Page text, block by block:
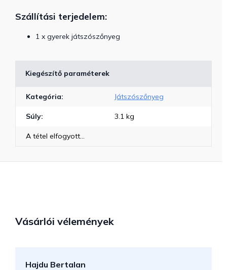
Szállítási terjedelem:
1 x gyerek játszószőnyeg
Kiegészítő paraméterek
Kategória: Játszószőnyeg
Súly: 3.1 kg
A tétel elfogyott…
Vásárlói vélemények
Hajdu Bertalan